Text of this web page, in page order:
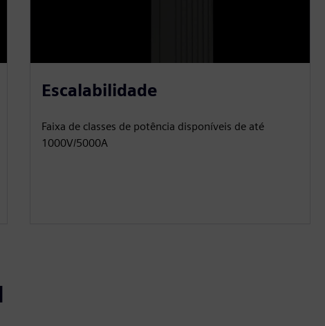
Escalabilidade
Faixa de classes de potência disponíveis de até
1000V/5000A